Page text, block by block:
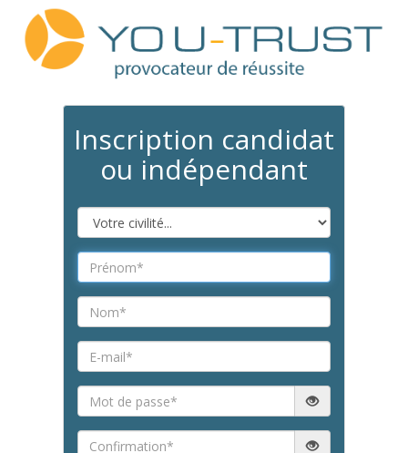
Inscription candidat
ou indépendant